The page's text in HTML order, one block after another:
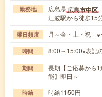
勤務地 広島県広島市中区
江波駅から徒歩15
曜日頻度 月～金・土・祝 ※
時間 8:00～15:00※表記
期間
長期【ご応募から
能】即日～
時給 時給1150円